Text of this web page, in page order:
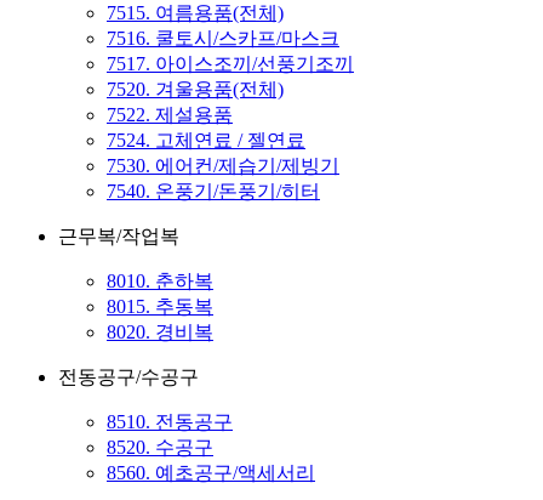
7515. 여름용품(전체)
7516. 쿨토시/스카프/마스크
7517. 아이스조끼/선풍기조끼
7520. 겨울용품(전체)
7522. 제설용품
7524. 고체연료 / 젤연료
7530. 에어컨/제습기/제빙기
7540. 온풍기/돈풍기/히터
근무복/작업복
8010. 춘하복
8015. 추동복
8020. 경비복
전동공구/수공구
8510. 전동공구
8520. 수공구
8560. 예초공구/액세서리